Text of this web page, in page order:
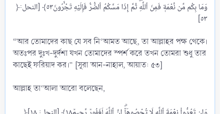
﴿وَمَا بِكُم مِّن نِّعۡمَةٖ فَمِنَ ٱللَّهِۖ ثُمَّ إِذَا مَسَّكُمُ ٱلضُّرُّ فَإِلَيۡهِ تَجۡ‍َٔرُونَ٥٣﴾ [النحل:
“আর তোমাদের কাছ যে সব নি‘আমত আছে, তা আল্লাহর পক্ষ থেকে।
অতঃপর দুঃখ-দুর্দশা যখন তোমাদের স্পর্শ করে তখন তোমরা শুধু তার
কাছেই ফরিয়াদ কর।” [সূরা আন-নাহাল, আয়াত: ৫৩]
আল্লাহ তা‘আলা আরো বলেছেন,